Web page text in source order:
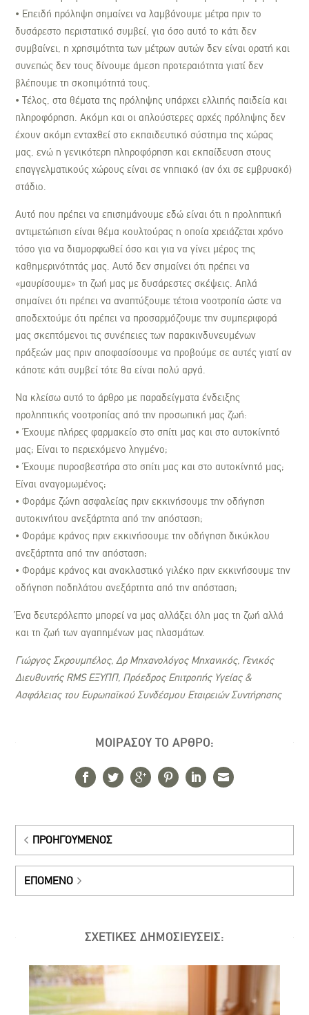
• Επειδή πρόληψη σημαίνει να λαμβάνουμε μέτρα πριν το
δυσάρεστο περιστατικό συμβεί, για όσο αυτό το κάτι δεν
συμβαίνει, η χρησιμότητα των μέτρων αυτών δεν είναι ορατή και
συνεπώς δεν τους δίνουμε άμεση προτεραιότητα γιατί δεν
βλέπουμε τη σκοπιμότητά τους.
• Τέλος, στα θέματα της πρόληψης υπάρχει ελλιπής παιδεία και
πληροφόρηση. Ακόμη και οι απλούστερες αρχές πρόληψης δεν
έχουν ακόμη ενταχθεί στο εκπαιδευτικό σύστημα της χώρας
μας, ενώ η γενικότερη πληροφόρηση και εκπαίδευση στους
επαγγελματικούς χώρους είναι σε νηπιακό (αν όχι σε εμβρυακό)
στάδιο.
Αυτό που πρέπει να επισημάνουμε εδώ είναι ότι η προληπτική
αντιμετώπιση είναι θέμα κουλτούρας η οποία χρειάζεται χρόνο
τόσο για να διαμορφωθεί όσο και για να γίνει μέρος της
καθημερινότητάς μας. Αυτό δεν σημαίνει ότι πρέπει να
«μαυρίσουμε» τη ζωή μας με δυσάρεστες σκέψεις. Απλά
σημαίνει ότι πρέπει να αναπτύξουμε τέτοια νοοτροπία ώστε να
αποδεχτούμε ότι πρέπει να προσαρμόζουμε την συμπεριφορά
μας σκεπτόμενοι τις συνέπειες των παρακινδυνευμένων
πράξεών μας πριν αποφασίσουμε να προβούμε σε αυτές γιατί αν
κάποτε κάτι συμβεί τότε θα είναι πολύ αργά.
Να κλείσω αυτό το άρθρο με παραδείγματα ένδειξης
προληπτικής νοοτροπίας από την προσωπική μας ζωή:
• Έχουμε πλήρες φαρμακείο στο σπίτι μας και στο αυτοκίνητό
μας; Είναι το περιεχόμενο ληγμένο;
• Έχουμε πυροσβεστήρα στο σπίτι μας και στο αυτοκίνητό μας;
Είναι αναγομωμένος;
• Φοράμε ζώνη ασφαλείας πριν εκκινήσουμε την οδήγηση
αυτοκινήτου ανεξάρτητα από την απόσταση;
• Φοράμε κράνος πριν εκκινήσουμε την οδήγηση δικύκλου
ανεξάρτητα από την απόσταση;
• Φοράμε κράνος και ανακλαστικό γιλέκο πριν εκκινήσουμε την
οδήγηση ποδηλάτου ανεξάρτητα από την απόσταση;
Ένα δευτερόλεπτο μπορεί να μας αλλάξει όλη μας τη ζωή αλλά
και τη ζωή των αγαπημένων μας πλασμάτων.
Γιώργος Σκρουμπέλος, Δρ Μηχανολόγος Μηχανικός, Γενικός
Διευθυντής RMS ΕΞΥΠΠ, Πρόεδρος Επιτροπής Υγείας &
Ασφάλειας του Ευρωπαϊκού Συνδέσμου Εταιρειών Συντήρησης
ΜΟΙΡΑΣΟΥ ΤΟ ΑΡΘΡΟ:
ΠΡΟΗΓΟΎΜΕΝΟΣ
ΕΠΌΜΕΝΟ
ΣΧΕΤΙΚΕΣ ΔΗΜΟΣΙΕΥΣΕΙΣ: